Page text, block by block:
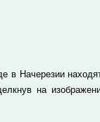
в Начерезии
на